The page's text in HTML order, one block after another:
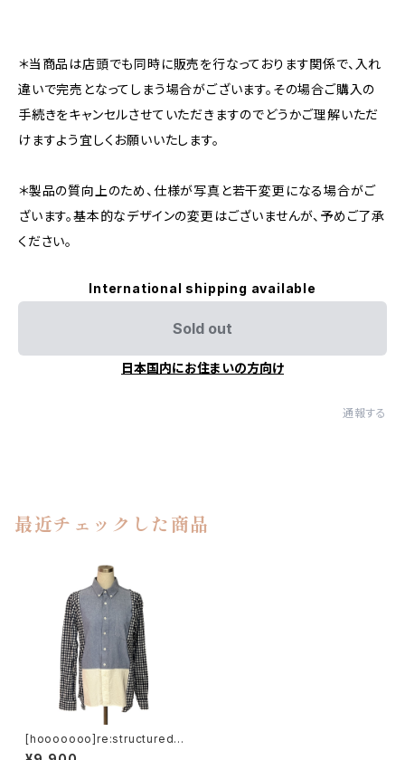
＊当商品は店頭でも同時に販売を行なっております関係で、入れ
違いで完売となってしまう場合がございます。その場合ご購入の
手続きをキャンセルさせていただきますのでどうかご理解いただ
けますよう宜しくお願いいたします。
＊製品の質向上のため、仕様が写真と若干変更になる場合がご
ざいます。基本的なデザインの変更はございませんが、予めご了承
ください。
International shipping available
Sold out
日本国内にお住まいの方向け
通報する
最近チェックした商品
[hooooooo]re:structured s
hirts